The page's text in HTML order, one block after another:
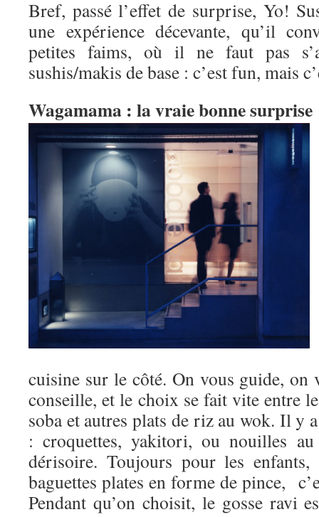
Bref, passé l’effet de surprise, Yo!
une expérience décevante, qu’il
petites faims, où il ne faut pas
sushis/makis de base : c’est fun, mais
Wagamama : la vraie bonne surprise
cuisine sur le côté. On vous guide, on
conseille, et le choix se fait vite entre
soba et autres plats de riz au wok. Il y
: croquettes, yakitori, ou nouilles
dérisoire. Toujours pour les
baguettes plates en forme de pince,
Pendant qu’on choisit, le gosse ravi